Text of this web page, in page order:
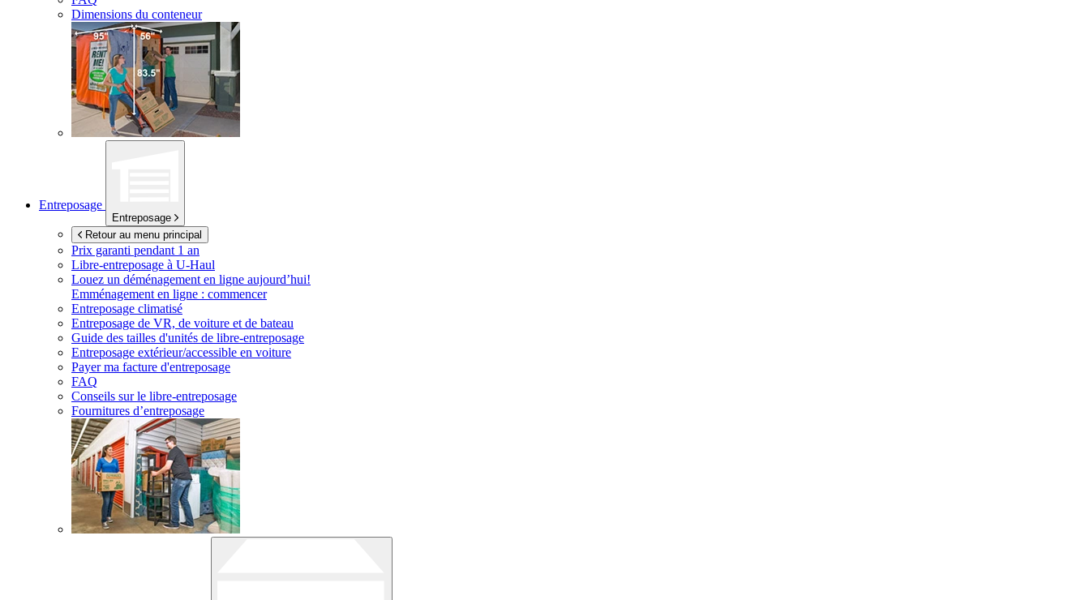
Dimensions du conteneur
Entreposage
Entreposage
Retour au menu principal
Prix garanti pendant 1 an
Libre-entreposage à U-Haul
Louez un déménagement en ligne aujourd’hui!
Emménagement en ligne : commencer
Entreposage climatisé
Entreposage de VR, de voiture et de bateau
Guide des tailles d'unités de libre-entreposage
Entreposage extérieur/accessible en voiture
Payer ma facture d'entreposage
FAQ
Conseils sur le libre-entreposage
Fournitures d’entreposage